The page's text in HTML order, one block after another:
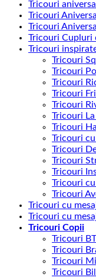
Tricouri
Tricouri
Tricouri
Tricouri Cupluri
Tricouri
Tricouri
Tricouri
Tricouri
Tricouri
Tricouri
Tricouri La
Tricouri
Tricouri
Tricouri
Tricouri
Tricouri
Tricouri
Tricouri
Tricouri cu
Tricouri cu
Tricouri Copii
Tricouri
Tricouri
Tricouri
Tricouri